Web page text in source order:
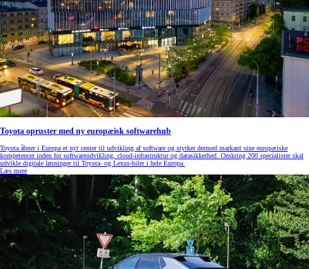
Toyota opruster med ny europæisk softwarehub
Toyota åbner i Europa et nyt center til udvikling af software og styrker dermed markant sine europæiske
kompetencer inden for softwareudvikling, cloud‑infrastruktur og datasikkerhed. Omkring 200 specialister skal
udvikle digitale løsninger til Toyota- og Lexus‑biler i hele Europa.
Læs mere